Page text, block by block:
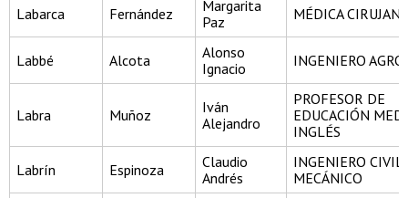
Labarca Fernández
Margarita
Paz
MÉDICA CIRUJANA
Labbé Alcota
Alonso
Ignacio
INGENIERO
Labra Muñoz
Iván
Alejandro
PROFESOR DE
EDUCACIÓN
INGLÉS
Labrín Espinoza
Claudio
Andrés
INGENIERO CIVIL
MECÁNICO